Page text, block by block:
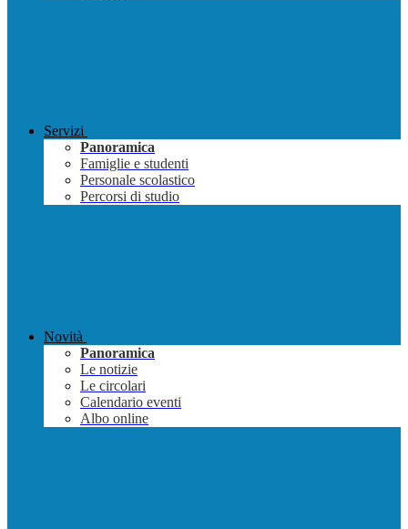
Servizi
Panoramica
Famiglie e studenti
Personale scolastico
Percorsi di studio
Novità
Panoramica
Le notizie
Le circolari
Calendario eventi
Albo online